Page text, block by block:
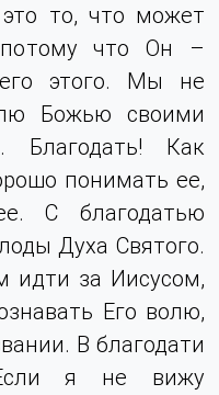
то, что может
потому что Он –
этого. Мы не
Божью своими
Благодать! Как
понимать ее,
С благодатью
Духа Святого.
идти за Иисусом,
Его волю,
В благодати
я не вижу